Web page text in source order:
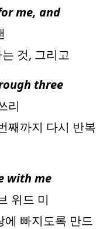
me, and
것, 그리고
three
리
째까지 다시 반복
with me
위드 미
에 빠지도록 만드